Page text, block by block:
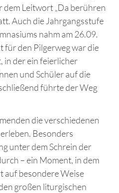
Leitwort „Da berühren
Auch die Jahrgangsstufe
nahm am 26.09.
für den Pilgerweg war die
in der ein feierlicher
und Schüler auf die
führte der Weg
die verschiedenen
Besonders
unter dem Schrein der
– ein Moment, in dem
auf besondere Weise
großen liturgischen